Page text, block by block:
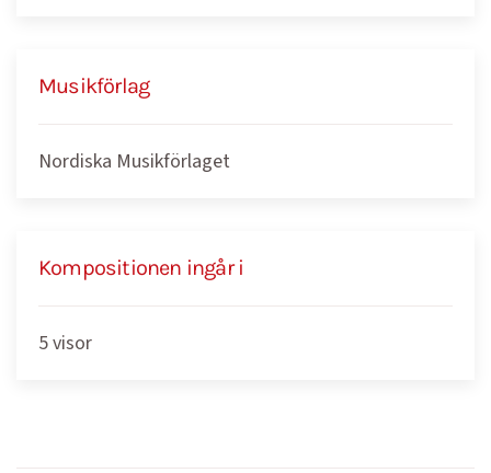
Musikförlag
Nordiska Musikförlaget
Kompositionen ingår i
5 visor